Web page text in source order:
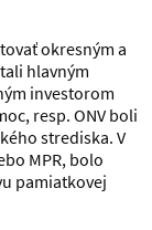
okresným a
hlavným
investorom
resp. ONV boli
strediska. V
MPR, bolo
pamiatkovej